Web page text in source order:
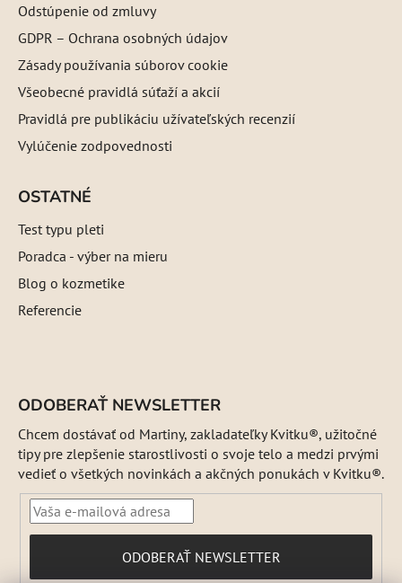
Odstúpenie od zmluvy
GDPR – Ochrana osobných údajov
Zásady používania súborov cookie
Všeobecné pravidlá súťaží a akcií
Pravidlá pre publikáciu užívateľských recenzií
Vylúčenie zodpovednosti
OSTATNÉ
Test typu pleti
Poradca - výber na mieru
Blog o kozmetike
Referencie
ODOBERAŤ NEWSLETTER
Chcem dostávať od Martiny, zakladateľky Kvitku®, užitočné
tipy pre zlepšenie starostlivosti o svoje telo a medzi prvými
vedieť o všetkých novinkách a akčných ponukách v Kvitku®.
PRIHLÁSIŤ
ODOBERAŤ NEWSLETTER